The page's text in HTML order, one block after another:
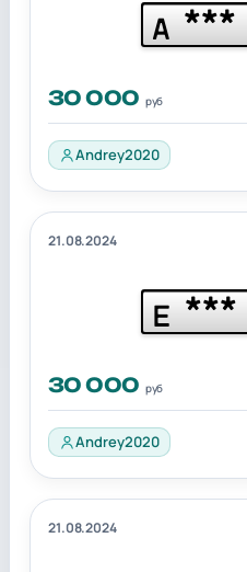
А ***
30 000 руб
Andrey2020
21.08.2024
Е ***
30 000 руб
Andrey2020
21.08.2024